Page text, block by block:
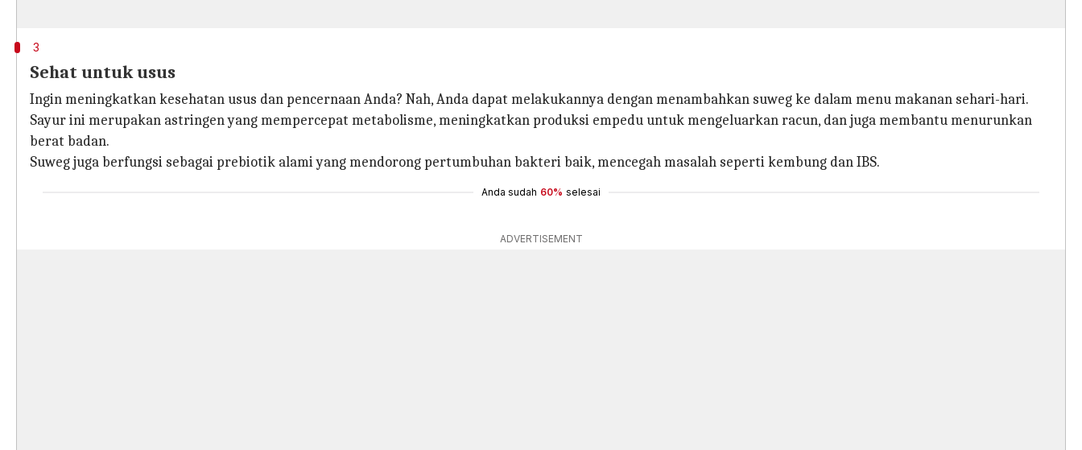
3
Sehat untuk usus
Ingin meningkatkan kesehatan usus dan pencernaan Anda? Nah, Anda dapat melakukannya dengan menambahkan suweg ke dalam menu makanan sehari-hari.
Sayur ini merupakan astringen yang mempercepat metabolisme, meningkatkan produksi empedu untuk mengeluarkan racun, dan juga membantu menurunkan
berat badan.
Suweg juga berfungsi sebagai prebiotik alami yang mendorong pertumbuhan bakteri baik, mencegah masalah seperti kembung dan IBS.
Anda sudah 60% selesai
ADVERTISEMENT